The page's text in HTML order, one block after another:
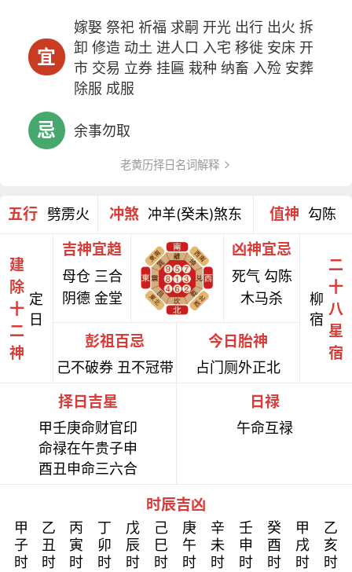
宜
嫁娶 祭祀 祈福 求嗣 开光 出行 出火 拆
卸 修造 动土 进人口 入宅 移徙 安床 开
市 交易 立券 挂匾 栽种 纳畜 入殓 安葬
除服 成服
忌 余事勿取
老黄历择日名词解释
五行 劈雳火 冲煞 冲羊(癸未)煞东 值神 勾陈
建
除
十
二
神
定
日
吉神宜趋
母仓 三合
阴德 金堂
凶神宜忌
死气 勾陈
木马杀
彭祖百忌
己不破券 丑不冠带
今日胎神
占门厕外正北
柳
宿
二
十
八
星
宿
择日吉星
甲壬庚命财官印
命禄在午贵子申
酉丑申命三六合
日禄
午命互禄
时辰吉凶
甲
子
时
乙
丑
时
丙
寅
时
丁
卯
时
戊
辰
时
己
巳
时
庚
午
时
辛
未
时
壬
申
时
癸
酉
时
甲
戌
时
乙
亥
时